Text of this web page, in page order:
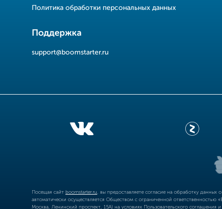
Политика обработки персональных данных
Поддержка
support@boomstarter.ru
Посещая сайт boomstarter.ru , вы предоставляете согласие на обработку
автоматически осуществляется Обществом с ограниченной
Москва, Ленинский проспект, 15А) на условиях Пользовательского соглашения и